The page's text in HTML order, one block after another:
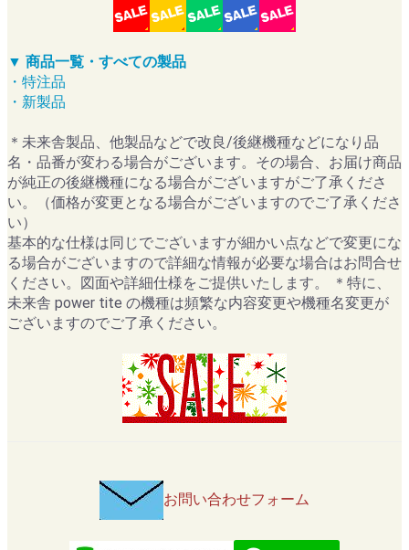
▼ 商品一覧・すべての製品
・特注品
・新製品
＊未来舎製品、他製品などで改良/後継機種などになり品
名・品番が変わる場合がございます。その場合、お届け商品
が純正の後継機種になる場合がございますがご了承くださ
い。（価格が変更となる場合がございますのでご了承くださ
い）
基本的な仕様は同じでございますが細かい点などで変更にな
る場合がございますので詳細な情報が必要な場合はお問合せ
ください。図面や詳細仕様をご提供いたします。 ＊特に、
未来舎 power tite の機種は頻繁な内容変更や機種名変更が
ございますのでご了承ください。
お問い合わせフォーム